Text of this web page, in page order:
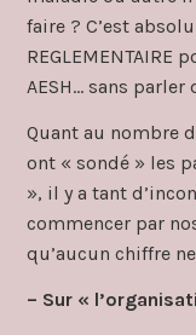
faire ? C’est
AESH… sans parler
Quant au nombre
ont « sondé » les
», il y a tant
commencer par
qu’aucun chiffre
– Sur «